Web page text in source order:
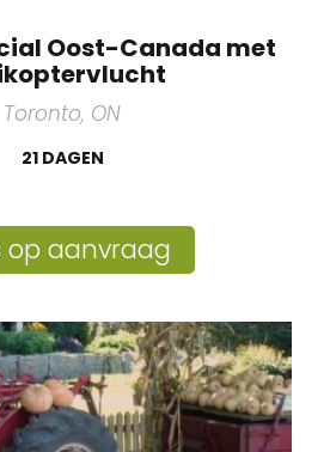
Oost-Canada met
Toronto, ON
21 DAGEN
op aanvraag